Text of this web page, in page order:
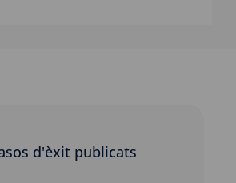
d'èxit publicats